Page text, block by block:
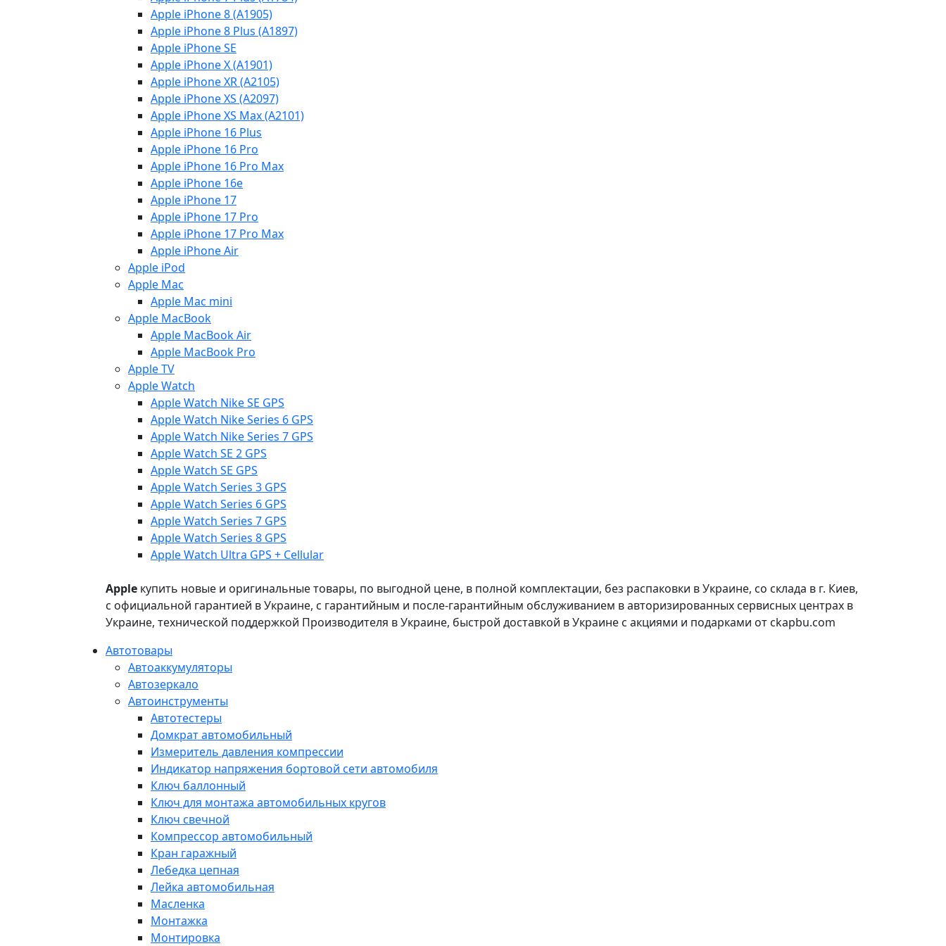
Apple iPhone 8 (A1905)
Apple iPhone 8 Plus (A1897)
Apple iPhone SE
Apple iPhone X (A1901)
Apple iPhone XR (A2105)
Apple iPhone XS (A2097)
Apple iPhone XS Max (A2101)
Apple iPhone 16 Plus
Apple iPhone 16 Pro
Apple iPhone 16 Pro Max
Apple iPhone 16e
Apple iPhone 17
Apple iPhone 17 Pro
Apple iPhone 17 Pro Max
Apple iPhone Air
Apple iPod
Apple Mac
Apple Mac mini
Apple MacBook
Apple MacBook Air
Apple MacBook Pro
Apple TV
Apple Watch
Apple Watch Nike SE GPS
Apple Watch Nike Series 6 GPS
Apple Watch Nike Series 7 GPS
Apple Watch SE 2 GPS
Apple Watch SE GPS
Apple Watch Series 3 GPS
Apple Watch Series 6 GPS
Apple Watch Series 7 GPS
Apple Watch Series 8 GPS
Apple Watch Ultra GPS + Cellular
Apple купить новые и оригинальные товары, по выгодной цене, в полной комплектации, без распаковки в Украине, со склада в г. Киев,
с официальной гарантией в Украине, с гарантийным и после-гарантийным обслуживанием в авторизированных сервисных центрах в
Украине, технической поддержкой Производителя в Украине, быстрой доставкой в Украине с акциями и подарками от ckapbu.com
Автотовары
Автоаккумуляторы
Автозеркало
Автоинструменты
Автотестеры
Домкрат автомобильный
Измеритель давления компрессии
Индикатор напряжения бортовой сети автомобиля
Ключ баллонный
Ключ для монтажа автомобильных кругов
Ключ свечной
Компрессор автомобильный
Кран гаражный
Лебедка цепная
Лейка автомобильная
Масленка
Монтажка
Монтировка